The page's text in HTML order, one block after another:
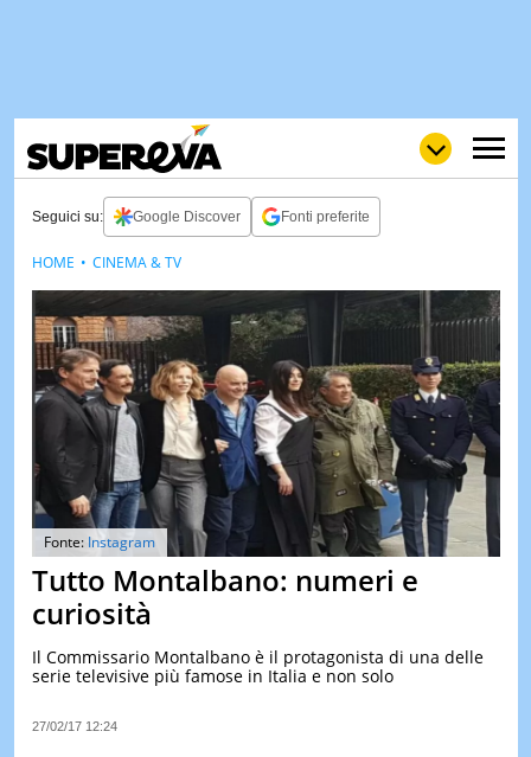
LOL
WOWPOP
NEWS
VIDEO
& TV
QUIZ
&
TEST
Seguici su: Google Discover Fonti preferite
Fonte: Instagram
Tutto Montalbano: numeri e
curiosità
Il Commissario Montalbano è il protagonista di una delle
serie televisive più famose in Italia e non solo
27/02/17 12:24
HOME CINEMA & TV